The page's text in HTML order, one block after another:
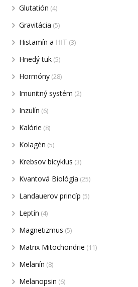
Glutatión (4)
Gravitácia (5)
Histamín a HIT (3)
Hnedý tuk (5)
Hormóny (28)
Imunitný systém (2)
Inzulín (6)
Kalórie (8)
Kolagén (5)
Krebsov bicyklus (3)
Kvantová Biológia (25)
Landauerov princíp (5)
Leptín (4)
Magnetizmus (5)
Matrix Mitochondrie (11)
Melanín (8)
Melanopsin (6)